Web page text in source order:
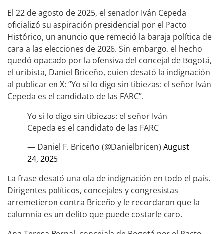
El 22 de agosto de 2025, el senador Iván Cepeda
oficializó su aspiración presidencial por el Pacto
Histórico, un anuncio que remeció la baraja política de
cara a las elecciones de 2026. Sin embargo, el hecho
quedó opacado por la ofensiva del concejal de Bogotá,
el uribista, Daniel Briceño, quien desató la indignación
al publicar en X: “Yo sí lo digo sin tibiezas: el señor Iván
Cepeda es el candidato de las FARC”.
Yo si lo digo sin tibiezas: el señor Iván
Cepeda es el candidato de las FARC
— Daniel F. Briceño (@Danielbricen) August
24, 2025
La frase desató una ola de indignación en todo el país.
Dirigentes políticos, concejales y congresistas
arremetieron contra Briceño y le recordaron que la
calumnia es un delito que puede costarle caro.